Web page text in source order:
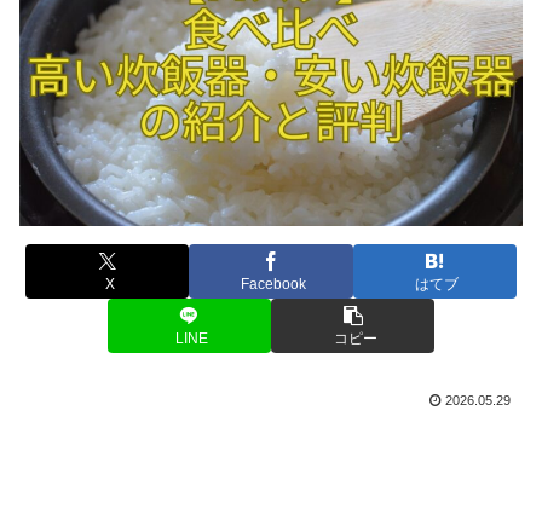
X Facebook はてブ
LINE コピー
2026.05.29